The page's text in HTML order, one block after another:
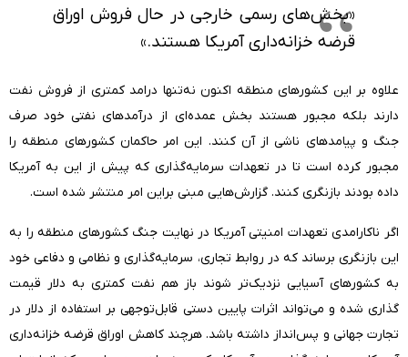
«بخش‌های رسمی خارجی در حال فروش اوراق
قرضه خزانه‌داری آمریکا هستند.»
علاوه بر این کشورهای منطقه اکنون نه‌تنها درامد کمتری از فروش نفت
دارند بلکه مجبور هستند بخش عمده‌ای از درآمدهای نفتی خود صرف
جنگ و پیامدهای ناشی از آن کنند. این امر حاکمان کشورهای منطقه را
مجبور کرده است تا در تعهدات سرمایه‌گذاری که پیش از این به آمریکا
داده بودند بازنگری کنند. گزارش‌هایی مبنی براین امر منتشر شده است.
اگر ناکارامدی تعهدات امنیتی آمریکا در نهایت جنگ کشورهای منطقه را به
این بازنگری برساند که در روابط تجاری، سرمایه‌گذاری و نظامی و دفاعی خود
به کشورهای آسیایی نزدیک‌تر شوند باز هم نفت کمتری به دلار قیمت
گذاری شده و می‌تواند اثرات پایین دستی قابل‌توجهی بر استفاده از دلار در
تجارت جهانی و پس‌انداز داشته باشد. هرچند کاهش اوراق قرضه خزانه‌داری